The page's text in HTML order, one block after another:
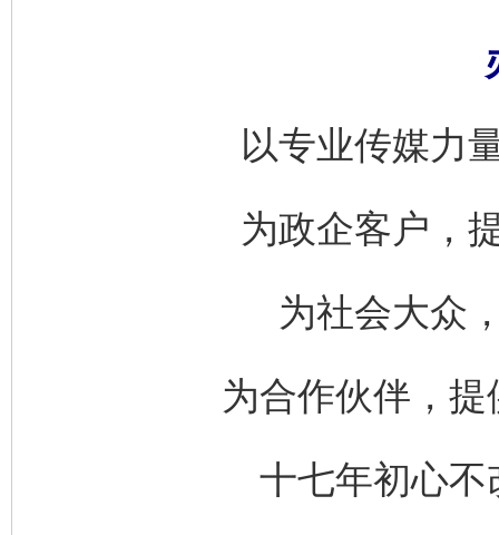
以专业传媒力
为政企客户，
为社会大众
为合作伙伴，
十七年初心